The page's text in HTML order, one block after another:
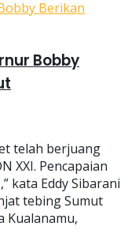
Bobby
telah berjuang
XXI. Pencapaian
kata Eddy Sibarani
tebing Sumut
Kualanamu,